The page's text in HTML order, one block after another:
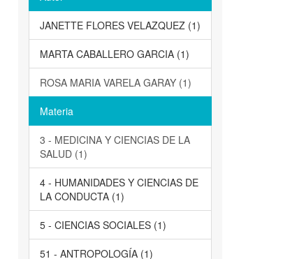
JANETTE FLORES VELAZQUEZ (1)
MARTA CABALLERO GARCIA (1)
ROSA MARIA VARELA GARAY (1)
Materia
3 - MEDICINA Y CIENCIAS DE LA
SALUD (1)
4 - HUMANIDADES Y CIENCIAS DE
LA CONDUCTA (1)
5 - CIENCIAS SOCIALES (1)
51 - ANTROPOLOGÍA (1)